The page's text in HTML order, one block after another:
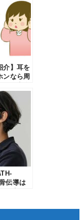
介】耳を
ンなら周
伝導は